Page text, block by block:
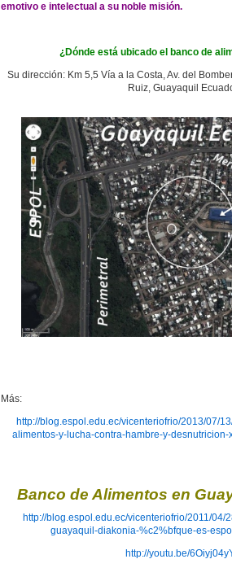
emotivo e intelectual a su noble misión.
¿Dónde está ubicado el banco de
Su dirección: Km 5,5 Vía a la Costa, Av. del
Ruiz, Guayaquil
Más:
http://blog.espol.edu.ec/vicenteriofrio/2013/07/
alimentos-y-lucha-contra-hambre-y-
Banco de Alimentos en
http://blog.espol.edu.ec/vicenteriofrio/2011/04/
guayaquil-diakonia-%c2%bfque-es-
http://youtu.be/